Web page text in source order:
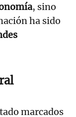
, sino
ha sido
marcados